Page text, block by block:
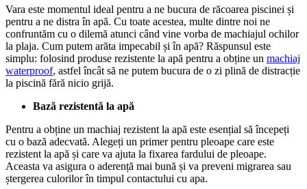
Vara este momentul ideal pentru a ne bucura de răcoarea piscinei și
pentru a ne distra în apă. Cu toate acestea, multe dintre noi ne
confruntăm cu o dilemă atunci când vine vorba de machiajul ochilor
la plaja. Cum putem arăta impecabil și în apă? Răspunsul este
simplu: folosind produse rezistente la apă pentru a obține un machiaj
waterproof, astfel încât să ne putem bucura de o zi plină de distracție
la piscină fără nicio grijă.
Bază rezistentă la apă
Pentru a obține un machiaj rezistent la apă este esențial să începeți
cu o bază adecvată. Alegeți un primer pentru pleoape care este
rezistent la apă și care va ajuta la fixarea fardului de pleoape.
Aceasta va asigura o aderență mai bună și va preveni migrarea sau
ștergerea culorilor în timpul contactului cu apa.